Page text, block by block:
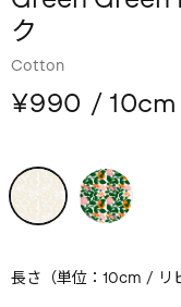
ク
Cotton
¥990 / 10cm
長さ（単位：10cm / リ